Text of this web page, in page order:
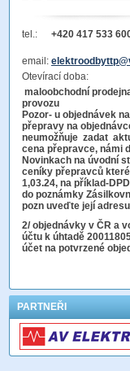
tel.: +420 417 533
email:
Otevírací doba:
maloobchodní
Pozor- u objednávek
přepravy na
neumožňuje zadat
cena přepravce, námi
Novinkach na úvodní
ceníky přepravců
1,03.24, na příklad-
do poznámky
pozn uveďte její
2/ objednávky v ČR a
účtu k úhtadě
účet na potvrzené
PARTNEŘI